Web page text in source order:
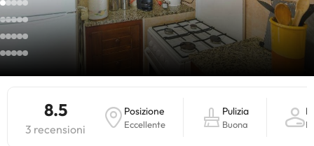
8.5
3 recensioni
Posizione
Eccellente
Pulizia
Buona